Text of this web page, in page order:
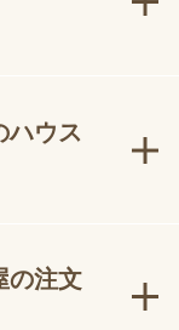
ハウス
の注文